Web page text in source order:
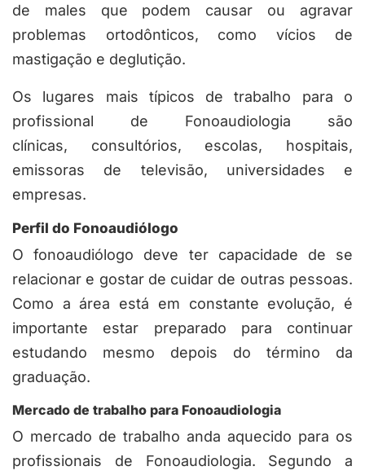
de males que podem causar ou agravar
problemas ortodônticos, como vícios de
mastigação e deglutição.
Os lugares mais típicos de trabalho para o
profissional de Fonoaudiologia são
clínicas, consultórios, escolas, hospitais,
emissoras de televisão, universidades e
empresas.
Perfil do Fonoaudiólogo
O fonoaudiólogo deve ter capacidade de se
relacionar e gostar de cuidar de outras pessoas.
Como a área está em constante evolução, é
importante estar preparado para continuar
estudando mesmo depois do término da
graduação.
Mercado de trabalho para Fonoaudiologia
O mercado de trabalho anda aquecido para os
profissionais de Fonoaudiologia. Segundo a